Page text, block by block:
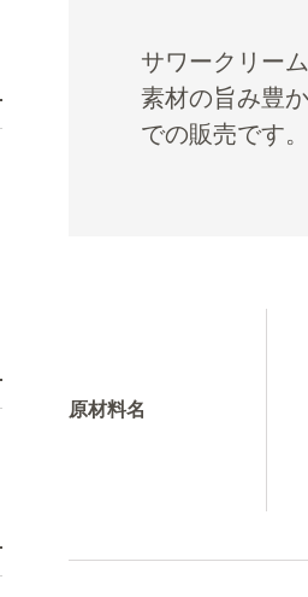
サワークリー
素材の旨み豊
での販売です。
原材料名